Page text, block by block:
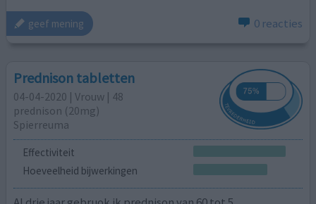
geef mening 0 reacties
Prednison tabletten
04-04-2020 | Vrouw | 48
prednison (20mg)
Spierreuma
Effectiviteit
Hoeveelheid bijwerkingen